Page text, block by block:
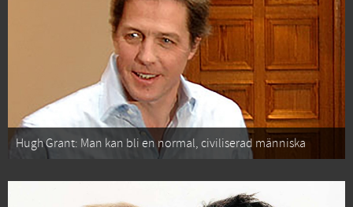
Hugh Grant: Man kan bli en normal, civiliserad människa